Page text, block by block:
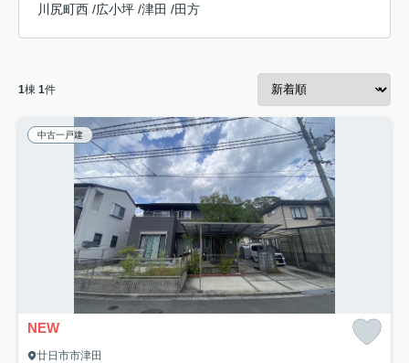
川尻町西 /広小坪 /津田 /田方
1棟 1件
中古一戸建
NEW
廿日市市津田